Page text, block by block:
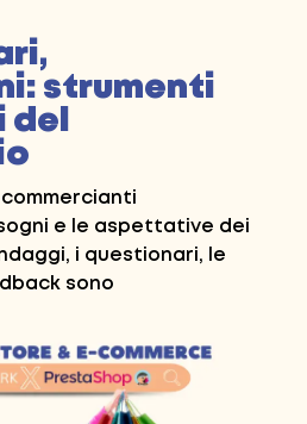
strumenti
commercianti
e le aspettative dei
i questionari, le
sono